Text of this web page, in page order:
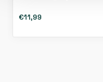
€11,99